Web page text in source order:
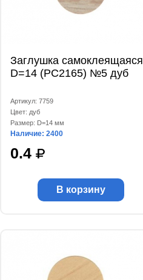
Заглушка самоклеящаяся
D=14 (РС2165) №5 дуб
Артикул: 7759
Цвет: дуб
Размер: D=14 мм
Наличие: 2400
0.4
В корзину